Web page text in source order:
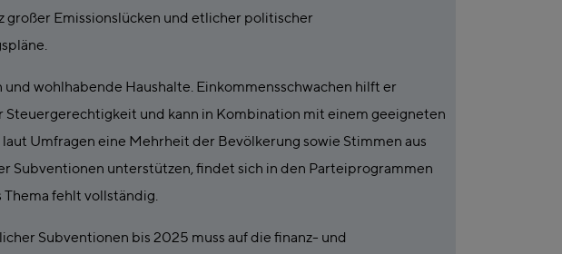
großer Emissionslücken und etlicher politischer
wohlhabende Haushalte. Einkommensschwachen hilft er
und kann in Kombination mit einem geeigneten
Umfragen eine Mehrheit der Bevölkerung sowie Stimmen aus
Subventionen unterstützen, findet sich in den Parteiprogrammen
fehlt vollständig.
Subventionen bis 2025 muss auf die finanz- und